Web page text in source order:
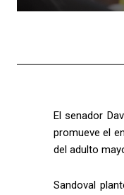
El senador
promueve el
del adulto
Sandoval